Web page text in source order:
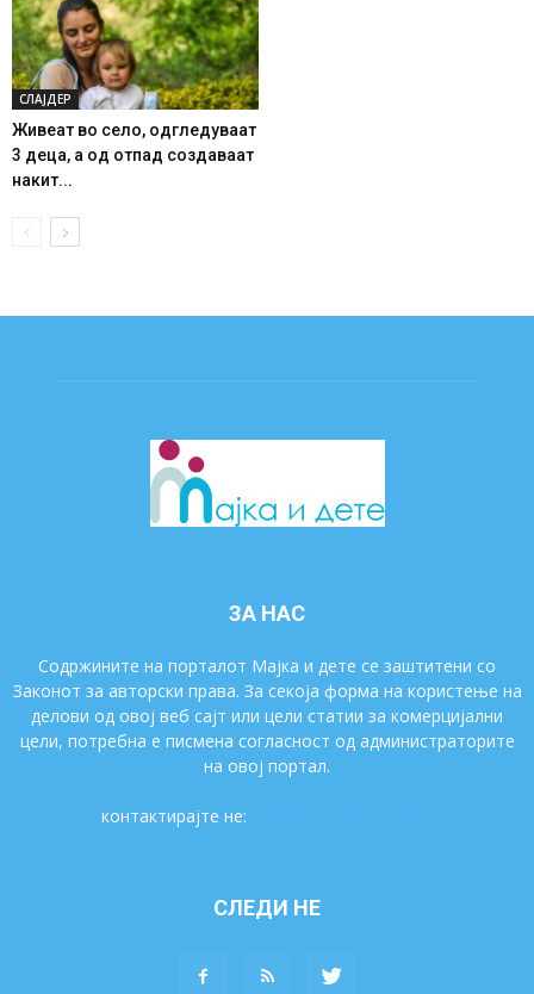
СЛАЈДЕР
Живеат во село, одгледуваат
3 деца, а од отпад создаваат
накит...
ЗА НАС
Содржините на порталот Мајка и дете се заштитени со
Законот за авторски права. За секоја форма на користење на
делови од овој веб сајт или цели статии за комерцијални
цели, потребна е писмена согласност од администраторите
на овој портал.
контактирајте не:
СЛЕДИ НЕ